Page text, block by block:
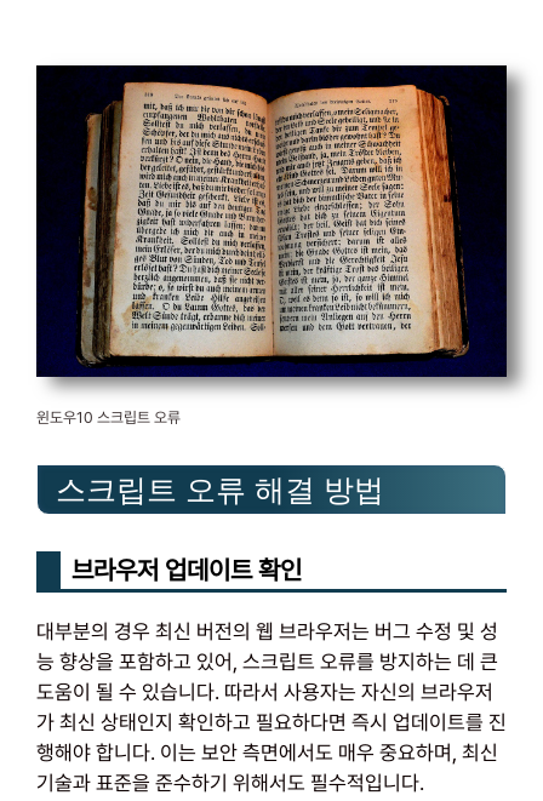
윈도우10 스크립트 오류
스크립트 오류 해결 방법
브라우저 업데이트 확인
대부분의 경우 최신 버전의 웹 브라우저는 버그 수정 및 성
능 향상을 포함하고 있어, 스크립트 오류를 방지하는 데 큰
도움이 될 수 있습니다. 따라서 사용자는 자신의 브라우저
가 최신 상태인지 확인하고 필요하다면 즉시 업데이트를 진
행해야 합니다. 이는 보안 측면에서도 매우 중요하며, 최신
기술과 표준을 준수하기 위해서도 필수적입니다.